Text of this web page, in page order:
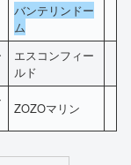
バンテリンドー
ム
エスコンフィー
ルド
ZOZOマリン